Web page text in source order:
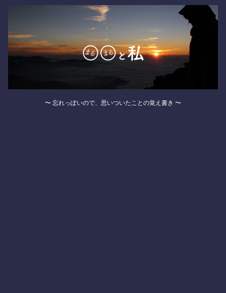
〜 忘れっぽいので、思いついたことの覚え書き 〜